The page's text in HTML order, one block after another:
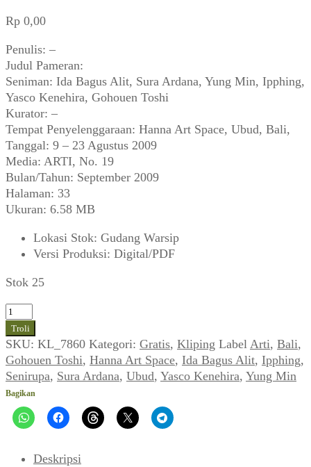
Rp 0,00
Penulis: –
Judul Pameran:
Seniman: Ida Bagus Alit, Sura Ardana, Yung Min, Ipphing,
Yasco Kenehira, Gohouen Toshi
Kurator: –
Tempat Penyelenggaraan: Hanna Art Space, Ubud, Bali,
Tanggal: 9 – 23 Agustus 2009
Media: ARTI, No. 19
Bulan/Tahun: September 2009
Halaman: 33
Ukuran: 6.58 MB
Lokasi Stok: Gudang Warsip
Versi Produksi: Digital/PDF
Stok 25
Kuantitas
Ida
Bagus
Alit,
dkk
~
Keberagaman
dalam
Troli
SKU: KL_7860 Kategori: Gratis, Kliping Label Arti, Bali,
Gohouen Toshi, Hanna Art Space, Ida Bagus Alit, Ipphing,
Senirupa, Sura Ardana, Ubud, Yasco Kenehira, Yung Min
Bagikan
Deskripsi